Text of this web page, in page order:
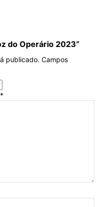
do Operário 2023”
publicado. Campos
*